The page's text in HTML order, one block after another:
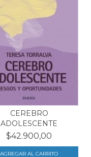
CEREBRO
ADOLESCENTE
$42.900,00